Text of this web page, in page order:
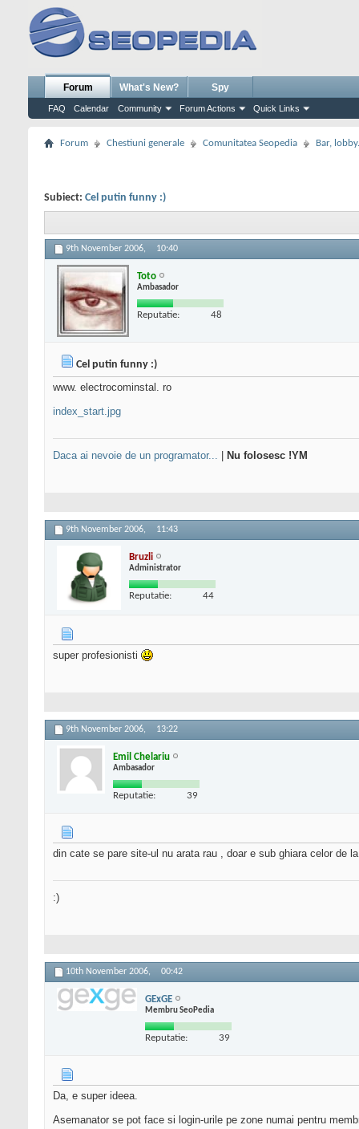
Forum
FAQ Calendar Community Forum Actions Quick Links
What's New? Spy
Forum Chestiuni generale Comunitatea Seopedia Bar,
Subiect: Cel putin funny :)
9th November 2006, 10:40
Toto
Ambasador
Reputatie: 48
Cel putin funny :)
www. electrocominstal. ro
index_start.jpg
Daca ai nevoie de un programator... Nu folosesc !YM
9th November 2006, 11:43
Bruzli
Administrator
Reputatie: 44
super profesionisti
9th November 2006, 13:22
Emil Chelariu
Ambasador
Reputatie: 39
din cate se pare site-ul nu arata rau , doar e sub ghiara celor de
:)
10th November 2006, 00:42
GExGE
Membru SeoPedia
Reputatie: 39
Da, e super ideea.
Asemanator se pot face si login-urile pe zone numai pentru